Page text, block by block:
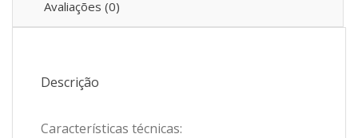
Avaliações (0)
Descrição
Características técnicas: